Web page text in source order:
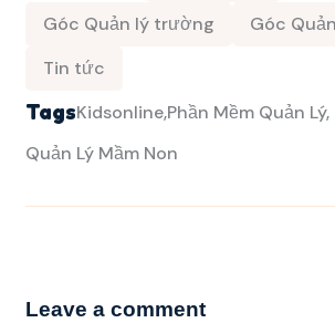
Góc Quản lý trường
Góc
Tin tức
TagsKidsonlinePhần Mềm Quản Lý
Quản Lý Mầm Non
Leave a comment